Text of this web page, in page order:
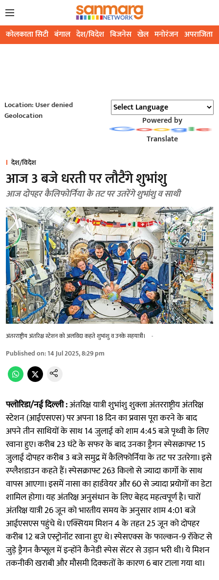
कोलकाता सिटी बंगाल देश/विदेश बिजनेस खेल मनोरंजन अपराजिता
Location: User denied
Geolocation
Powered by
Translate
देश/विदेश
आज 3 बजे धरती पर लौटैंगे शुभांशु
आज दोपहर कैलिफोर्निया के तट पर उतरेंगे शुभांशु व साथी
अंतरराष्ट्रीय अंतरिक्ष स्टेशन को अलविदा कहते शुभांशु व उनके सहयात्री। -
Published on:14 Jul 2025, 8:29 pm
फ्लोरिडा/नई दिल्ली :अंतरिक्ष यात्री शुभांशु शुक्ला अंतरराष्ट्रीय अंतरिक्ष
स्टेशन (आईएसएस) पर अपना 18 दिन का प्रवास पूरा करने के बाद
अपने तीन साथियों के साथ 14 जुलाई को शाम 4:45 बजे पृथ्वी के लिए
रवाना हुए। करीब 23 घंटे के सफर के बाद उनका ड्रैगन स्पेसक्राफ्ट 15
जुलाई दोपहर करीब 3 बजे समुद्र में कैलिफोर्निया के तट पर उतरेगा। इसे
स्प्लैशडाउन कहते हैं। स्पेसक्राफ्ट 263 किलो से ज्यादा कार्गो के साथ
वापस आएगा। इसमें नासा का हार्डवेयर और 60 से ज्यादा प्रयोगों का डेटा
शामिल होगा। यह अंतरिक्ष अनुसंधान के लिए बेहद महत्वपूर्ण है। चारों
अंतरिक्ष यात्री 26 जून को भारतीय समय के अनुसार शाम 4:01 बजे
आईएसएस पहुंचे थे। एक्सियम मिशन 4 के तहत 25 जून को दोपहर
करीब 12 बजे एस्ट्रोनॉट रवाना हुए थे। स्पेसएक्स के फाल्कन-9 रॉकेट से
जुड़े ड्रैगन कैप्सूल में इन्होंने कैनेडी स्पेस सेंटर से उड़ान भरी थी। ये मिशन
तकनीकी खराबी और मौसमी दिक्कतों के कारण 6 बार टाला गया था।